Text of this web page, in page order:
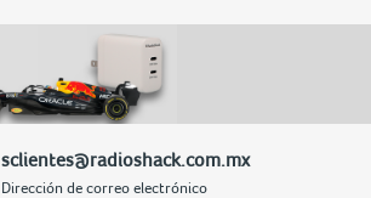
sclientes@radioshack.com.mx
Dirección de correo electrónico